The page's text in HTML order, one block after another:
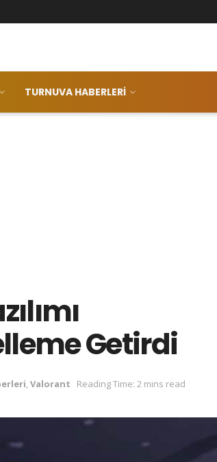
TURNUVA HABERLERI
Getirdi
,Valorant Reading Time: 2 mins read